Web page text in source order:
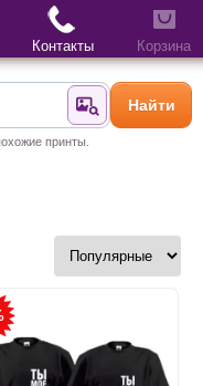
Найти поНайти
принты.
Контакты Корзина